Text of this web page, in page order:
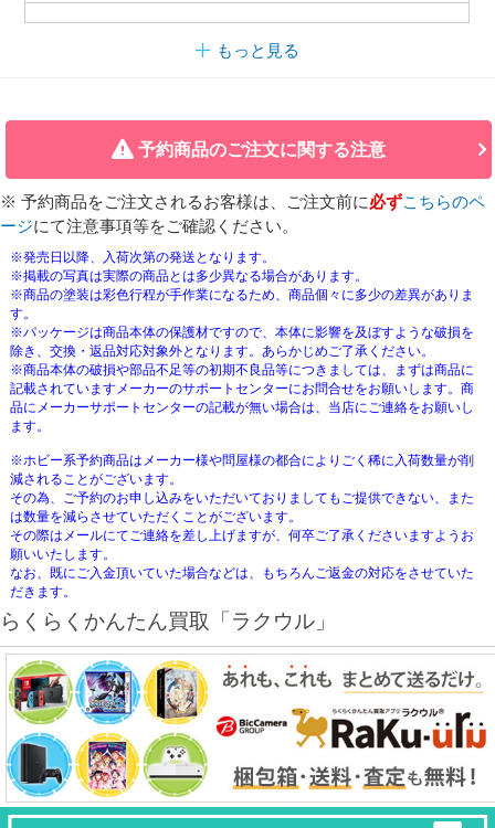
もっと見る
予約商品のご注文に関する注意
※ 予約商品をご注文されるお客様は、ご注文前に必ずこちらのペ
ージにて注意事項等をご確認ください。
※発売日以降、入荷次第の発送となります。
※掲載の写真は実際の商品とは多少異なる場合があります。
※商品の塗装は彩色行程が手作業になるため、商品個々に多少の差異がありま
す。
※パッケージは商品本体の保護材ですので、本体に影響を及ぼすような破損を
除き、交換・返品対応対象外となります。あらかじめご了承ください。
※商品本体の破損や部品不足等の初期不良品等につきましては、まずは商品に
記載されていますメーカーのサポートセンターにお問合せをお願いします。商
品にメーカーサポートセンターの記載が無い場合は、当店にご連絡をお願いし
ます。
※ホビー系予約商品はメーカー様や問屋様の都合によりごく稀に入荷数量が削
減されることがございます。
その為、ご予約のお申し込みをいただいておりましてもご提供できない、また
は数量を減らさせていただくことがございます。
その際はメールにてご連絡を差し上げますが、何卒ご了承くださいますようお
願いいたします。
なお、既にご入金頂いていた場合などは、もちろんご返金の対応をさせていた
だきます。
らくらくかんたん買取「ラクウル」